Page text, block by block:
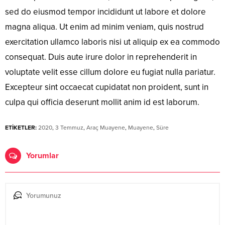
sed do eiusmod tempor incididunt ut labore et dolore
magna aliqua. Ut enim ad minim veniam, quis nostrud
exercitation ullamco laboris nisi ut aliquip ex ea commodo
consequat. Duis aute irure dolor in reprehenderit in
voluptate velit esse cillum dolore eu fugiat nulla pariatur.
Excepteur sint occaecat cupidatat non proident, sunt in
culpa qui officia deserunt mollit anim id est laborum.
ETİKETLER: 2020, 3 Temmuz, Araç Muayene, Muayene, Süre
Yorumlar